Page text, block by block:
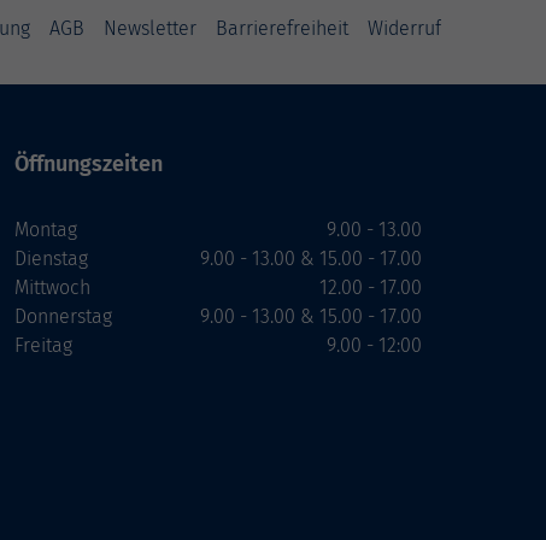
AGB Newsletter Barrierefreiheit Widerruf
Öffnungszeiten
Montag
Dienstag
Mittwoch
Donnerstag
Freitag
9.00 - 13.00
9.00 - 13.00 & 15.00 - 17.00
12.00 - 17.00
9.00 - 13.00 & 15.00 - 17.00
9.00 - 12:00